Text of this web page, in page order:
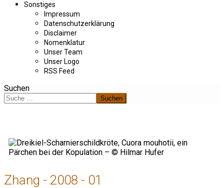
Sonstiges
Impressum
Datenschutzerklärung
Disclaimer
Nomenklatur
Unser Team
Unser Logo
RSS Feed
Suchen
Suchen
Zhang - 2008 - 01